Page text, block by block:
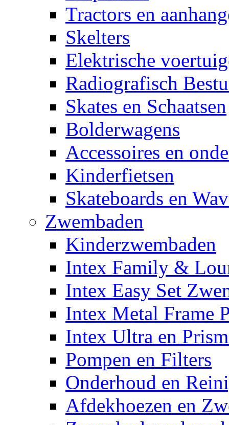
Tractors en
Skelters
Elektrische
Radiografisch
Skates en Schaatsen
Bolderwagens
Accessoires en
Kinderfietsen
Skateboards en
Zwembaden
Kinderzwembaden
Intex Family &
Intex Easy Set
Intex Metal Frame
Intex Ultra en
Pompen en Filters
Onderhoud en
Afdekhoezen en